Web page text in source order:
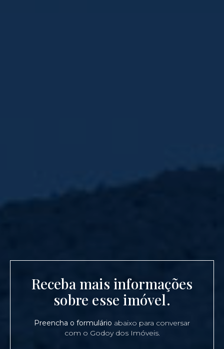
Receba mais informações
sobre esse imóvel.
Preencha o formulário abaixo para conversar
com o Godoy dos Imóveis.